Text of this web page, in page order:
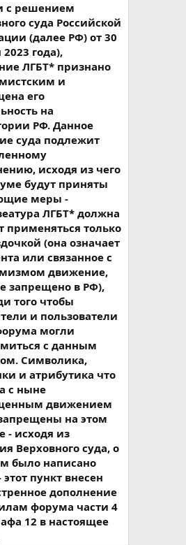
с решением
суда Российской
(далее РФ) от 30
2023 года),
ЛГБТ* признано
и
его
на
РФ. Данное
суда подлежит
исходя из чего
будут приняты
меры -
ЛГБТ* должна
применяться только
(она означает
или связанное с
движение,
запрещено в РФ),
того чтобы
и пользователи
могли
с данным
Символика,
и атрибутика что
с ныне
движением
на этом
- исходя из
Верховного суда, о
было написано
этот пункт внесен
дополнение
форума части 4
12 в настоящее